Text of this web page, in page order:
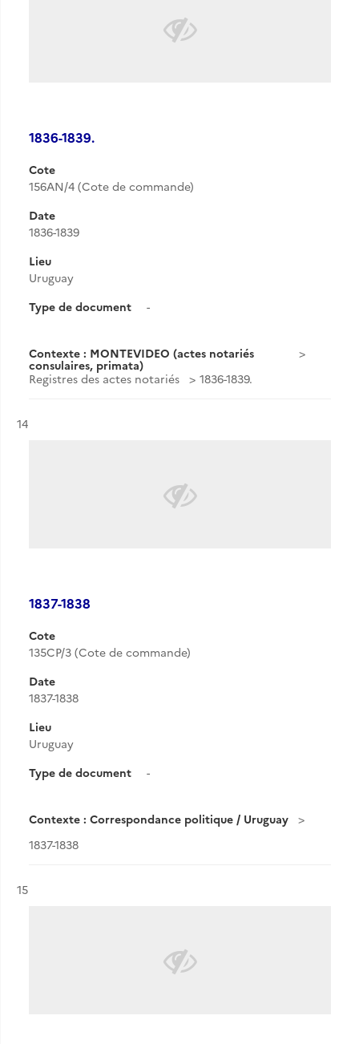
1836-1839.
Cote
156AN/4 (Cote de commande)
Date
1836-1839
Lieu
Uruguay
Type de document
-
Contexte : MONTEVIDEO (actes notariés
consulaires, primata)
Registres des actes notariés
1836-1839.
Résultat n°
14
1837-1838
Cote
135CP/3 (Cote de commande)
Date
1837-1838
Lieu
Uruguay
Type de document
-
Contexte : Correspondance politique / Uruguay
1837-1838
Résultat n°
15